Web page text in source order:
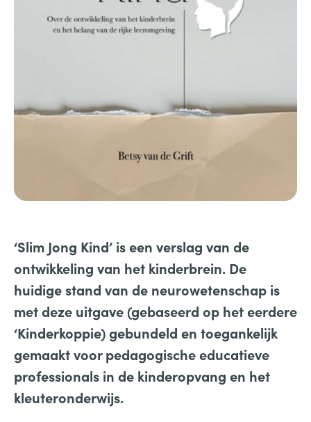
‘Slim Jong Kind’ is een verslag van de
ontwikkeling van het kinderbrein. De
huidige stand van de neurowetenschap is
met deze uitgave (gebaseerd op het eerdere
‘Kinderkoppie) gebundeld en toegankelijk
gemaakt voor pedagogische educatieve
professionals in de kinderopvang en het
kleuteronderwijs.